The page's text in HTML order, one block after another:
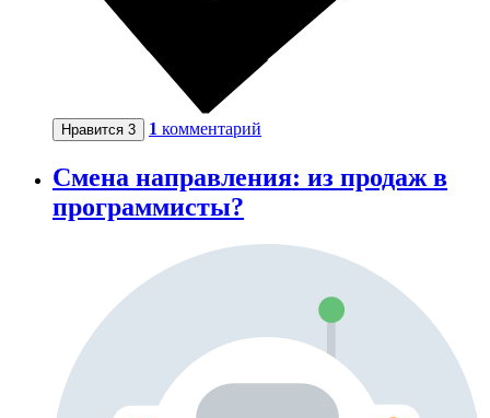
Нравится 3 1 комментарий
Смена направления: из продаж в
программисты?